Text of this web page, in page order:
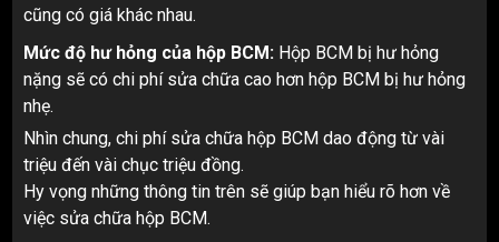
cũng có giá khác nhau.
Mức độ hư hỏng của hộp BCM: Hộp BCM bị hư hỏng
nặng sẽ có chi phí sửa chữa cao hơn hộp BCM bị hư hỏng
nhẹ.
Nhìn chung, chi phí sửa chữa hộp BCM dao động từ vài
triệu đến vài chục triệu đồng.
Hy vọng những thông tin trên sẽ giúp bạn hiểu rõ hơn về
việc sửa chữa hộp BCM.